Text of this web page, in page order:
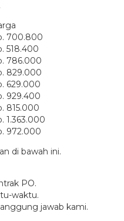
700.800
518.400
786.000
829.000
629.000
929.400
815.000
1.363.000
972.000
di bawah ini.
PO.
waktu.
jawab kami.